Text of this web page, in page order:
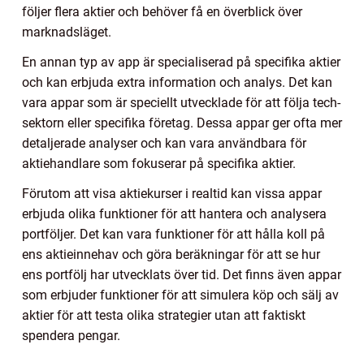
följer flera aktier och behöver få en överblick över
marknadsläget.
En annan typ av app är specialiserad på specifika aktier
och kan erbjuda extra information och analys. Det kan
vara appar som är speciellt utvecklade för att följa tech-
sektorn eller specifika företag. Dessa appar ger ofta mer
detaljerade analyser och kan vara användbara för
aktiehandlare som fokuserar på specifika aktier.
Förutom att visa aktiekurser i realtid kan vissa appar
erbjuda olika funktioner för att hantera och analysera
portföljer. Det kan vara funktioner för att hålla koll på
ens aktieinnehav och göra beräkningar för att se hur
ens portfölj har utvecklats över tid. Det finns även appar
som erbjuder funktioner för att simulera köp och sälj av
aktier för att testa olika strategier utan att faktiskt
spendera pengar.